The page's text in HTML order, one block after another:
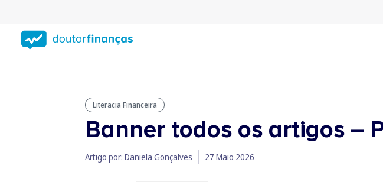
conteúdo
principal
Literacia Financeira
Banner todos os artigos –
Artigo por: Daniela Gonçalves 27 Maio 2026